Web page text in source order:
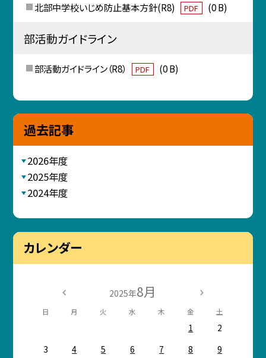
北部中学校いじめ防止基本方針(R8) PDF (0 B)
部活動ガイドライン
部活動ガイドライン（R8） PDF (0 B)
過去記事
2026年度
2025年度
2024年度
カレンダー
2025年8月
日 月 火 水 木 金 土
1
2
3
4 5 6 7 8
9